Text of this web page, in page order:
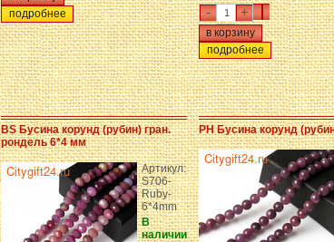
подробнее - +
подробнее
BS Бусина корунд (рубин) гран.
рондель 6*4 мм
Артикул:
S706-
Ruby-
6*4mm
В
наличии
PH Бусина корунд